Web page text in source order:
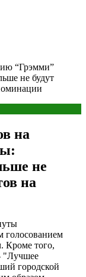
“Грэмми”
не будут
на
не
на
голосованием
Кроме того,
"Лучшее
городской